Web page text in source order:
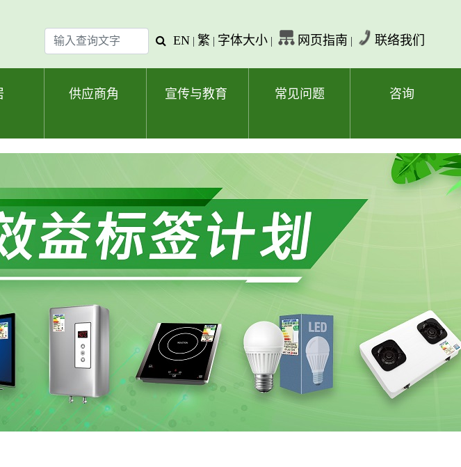
输
入
查
查
字
EN | 繁 | 字体大小 | 网页指南 | 联络我们
供应商角 宣传与教育 常见问题 咨询